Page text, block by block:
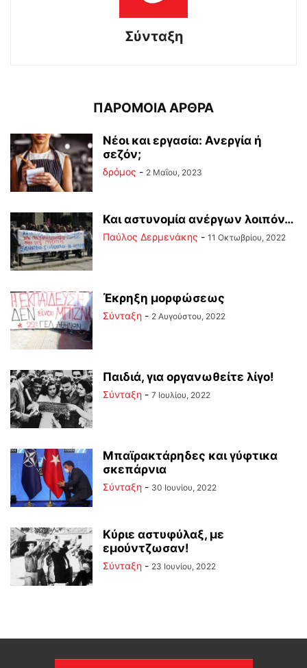
Σύνταξη
ΠΑΡΟΜΟΙΑ ΑΡΘΡΑ
Νέοι και εργασία: Ανεργία ή
σεζόν;
δρόμος - 2 Μαΐου, 2023
Και αστυνομία ανέργων λοιπόν…
Παύλος Δερμενάκης - 11 Οκτωβρίου, 2022
Έκρηξη μορφώσεως
Σύνταξη - 2 Αυγούστου, 2022
Παιδιά, για οργανωθείτε λίγο!
Σύνταξη - 7 Ιουλίου, 2022
Μπαϊρακτάρηδες και γύφτικα
σκεπάρνια
Σύνταξη - 30 Ιουνίου, 2022
Κύριε αστυφύλαξ, με
εμούντζωσαν!
Σύνταξη - 23 Ιουνίου, 2022